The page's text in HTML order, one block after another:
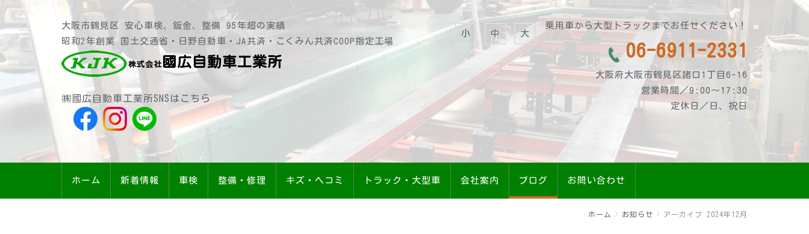
大阪市鶴見区 安心車検、鈑金、整備 95年超の実績
昭和2年創業 国土交通省・日野自動車・JA共済・こくみん共済COOP指定工場
株式会社 國広自動車工業所
㈱國広自動車工業所SNSはこちら
乗用車から大型トラックまでお任せください！
06-6911-2331
大阪府大阪市鶴見区諸口1丁目6-16
営業時間／9:00～17:30
定休日／日、祝日
小 中 大
ホーム 新着情報 車検 整備・修理 キズ・ヘコミ トラック・大型車 会社案内 ブログ お問い合わせ
ホーム お知らせ アーカイブ 2024年12月